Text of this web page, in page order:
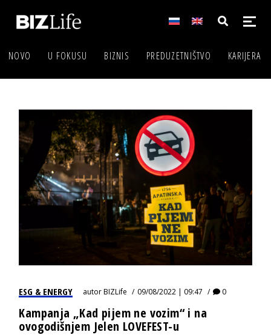
NOVO U FOKUSU BIZNIS PREDUZETNIŠTVO KARIJERA
ESG & ENERGY autorBIZLife 09/08/2022 | 09:47 0
Kampanja „Kad pijem ne vozim“ i na
ovogodišnjem Jelen LOVEFEST-u